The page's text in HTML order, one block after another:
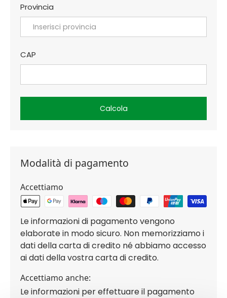
Provincia
CAP
Calcola
Modalità di pagamento
Accettiamo
Le informazioni di pagamento vengono
elaborate in modo sicuro. Non memorizziamo i
dati della carta di credito né abbiamo accesso
ai dati della vostra carta di credito.
Accettiamo anche:
Le informazioni per effettuare il pagamento